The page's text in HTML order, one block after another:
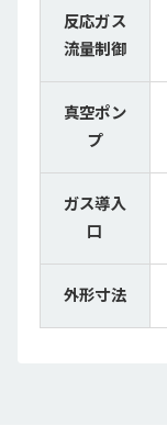
反応ガス
流量制御
真空ポン
プ
ガス導入
口
外形寸法